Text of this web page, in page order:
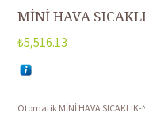
MİNİ HAVA
₺5,516.13
Otomatik MİNİ HAVA SICAKLIK-